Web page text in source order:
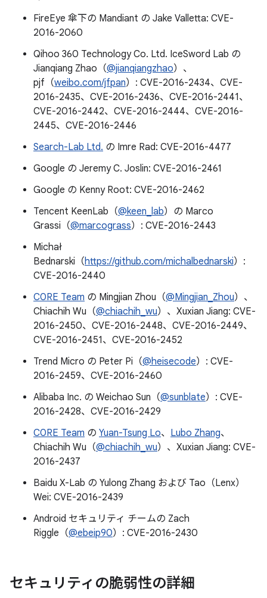
FireEye 傘下の Mandiant の Jake Valletta: CVE-
2016-2060
Qihoo 360 Technology Co. Ltd. IceSword Lab の
Jianqiang Zhao（@jianqiangzhao）、
pjf（weibo.com/jfpan）: CVE-2016-2434、CVE-
2016-2435、CVE-2016-2436、CVE-2016-2441、
CVE-2016-2442、CVE-2016-2444、CVE-2016-
2445、CVE-2016-2446
Search-Lab Ltd. の Imre Rad: CVE-2016-4477
Google の Jeremy C. Joslin: CVE-2016-2461
Google の Kenny Root: CVE-2016-2462
Tencent KeenLab（@keen_lab）の Marco
Grassi（@marcograss）: CVE-2016-2443
Michał
Bednarski（https://github.com/michalbednarski）:
CVE-2016-2440
C0RE Team の Mingjian Zhou（@Mingjian_Zhou）、
Chiachih Wu（@chiachih_wu）、Xuxian Jiang: CVE-
2016-2450、CVE-2016-2448、CVE-2016-2449、
CVE-2016-2451、CVE-2016-2452
Trend Micro の Peter Pi（@heisecode）: CVE-
2016-2459、CVE-2016-2460
Alibaba Inc. の Weichao Sun（@sunblate）: CVE-
2016-2428、CVE-2016-2429
C0RE Team の Yuan-Tsung Lo、 Lubo Zhang、
Chiachih Wu（@chiachih_wu）、Xuxian Jiang: CVE-
2016-2437
Baidu X-Lab の Yulong Zhang および Tao（Lenx）
Wei: CVE-2016-2439
Android セキュリティ チームの Zach
Riggle（@ebeip90）: CVE-2016-2430
セキュリティの脆弱性の詳細